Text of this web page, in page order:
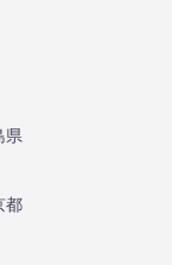
県
都